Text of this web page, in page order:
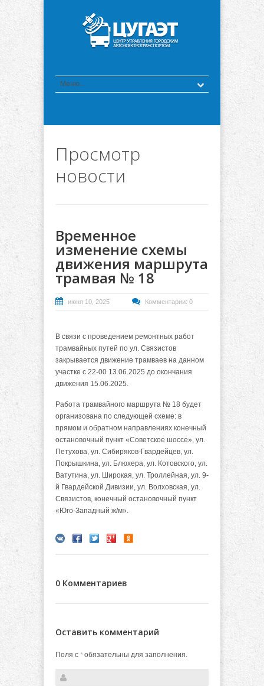
Просмотр
новости
Временное
изменение схемы
движения маршрута
трамвая № 18
июня 10, 2025 Комментарии: 0
В связи с проведением ремонтных работ
трамвайных путей по ул. Связистов
закрывается движение трамваев на данном
участке с 22-00 13.06.2025 до окончания
движения 15.06.2025.
Работа трамвайного маршрута № 18 будет
организована по следующей схеме: в
прямом и обратном направлениях конечный
остановочный пункт «Советское шоссе», ул.
Петухова, ул. Сибиряков-Гвардейцев, ул.
Покрышкина, ул. Блюхера, ул. Котовского, ул.
Ватутина, ул. Широкая, ул. Троллейная, ул. 9-
й Гвардейской Дивизии, ул. Волховская, ул.
Связистов, конечный остановочный пункт
«Юго-Западный ж/м».
0 Комментариев
Оставить комментарий
Поля с *обязательны для заполнения.